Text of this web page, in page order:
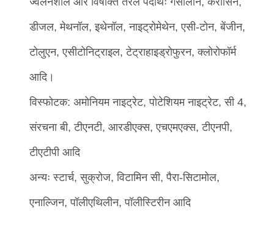
डीजल, मेथनॉल, इथेनॉल, नाइट्रोमेथेन, एसी-टोन, बेंजीन,
टोलुएन, एसीटोनिट्राइल, टेट्राहाइड्रोफुरन, क्लोरोफॉर्म
आदि।
विस्फोटक: अमोनियम नाइट्रेट, पोटेशियम नाइट्रेट, सी 4,
संरचना बी, टीएनटी, आरडीएक्स, एचएमएक्स, टीएनपी,
टीएटीपी आदि
अन्यः स्टार्च, सुक्रोज, विटामिन सी, पैरा-सिटामोल,
एनाल्जिन, पॉलीएथिलीन, पॉलीस्टिरीन आदि